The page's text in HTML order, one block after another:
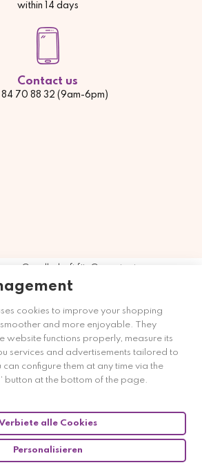
cookies to improve your shopping
and more enjoyable. They
website functions properly, measure its
services and advertisements tailored to
configure them at any time via the
button at the bottom of the page.
alle Cookies
Personalisieren
within 14 days
Contact us
70 88 32 (9am-6pm)
Sie hier.